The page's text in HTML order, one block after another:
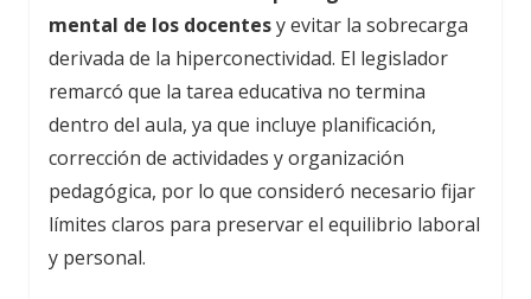
mental de los docentesy evitar la sobrecarga
derivada de la hiperconectividad. El legislador
remarcó que la tarea educativa no termina
dentro del aula, ya que incluye planificación,
corrección de actividades y organización
pedagógica, por lo que consideró necesario fijar
límites claros para preservar el equilibrio laboral
y personal.